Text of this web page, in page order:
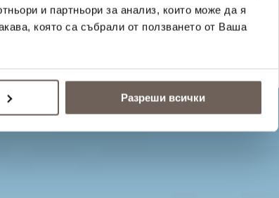
и партньори за анализ, които може да я
която са събрали от ползването от Ваша
Разреши всички